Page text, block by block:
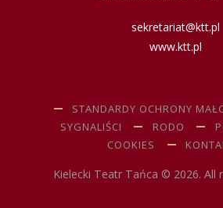
sekretariat@ktt.pl
www.ktt.pl
STANDARDY OCHRONY
SYGNALIŚCI
RODO
COOKIES
Kielecki Teatr Tańca © 2026. All